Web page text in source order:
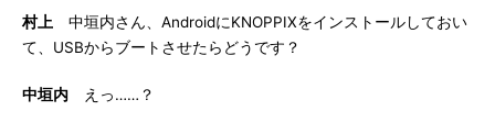
村上 中垣内さん、AndroidにKNOPPIXをインストールしておい
て、USBからブートさせたらどうです？
中垣内 えっ……？